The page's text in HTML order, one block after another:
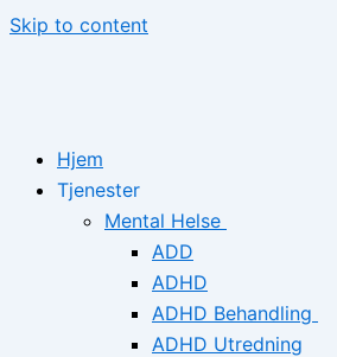
Skip to content
Hjem
Tjenester
Mental Helse
ADD
ADHD
ADHD Behandling
ADHD Utredning